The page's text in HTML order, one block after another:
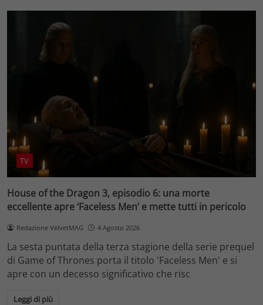
TV
House of the Dragon 3, episodio 6: una morte
eccellente apre ‘Faceless Men’ e mette tutti in pericolo
Redazione VelvetMAG 4 Agosto 2026
La sesta puntata della terza stagione della serie prequel
di Game of Thrones porta il titolo 'Faceless Men' e si
apre con un decesso significativo che risc
Leggi di più